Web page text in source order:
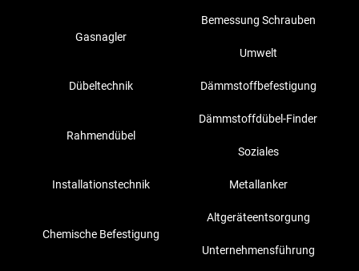
Gasnagler
Bemessung Schrauben
Umwelt
Dübeltechnik Dämmstoffbefestigung
Rahmendübel
Dämmstoffdübel-Finder
Soziales
Installationstechnik Metallanker
Chemische Befestigung
Altgeräteentsorgung
Unternehmensführung